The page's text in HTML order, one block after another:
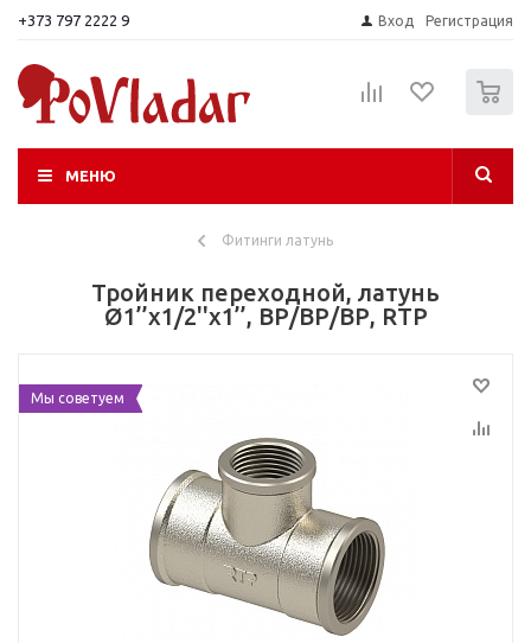
+373 797 2222 9 Вход Регистрация
МЕНЮ
Фитинги латунь
Тройник переходной, латунь
Ø1’’x1/2''x1’’, ВР/ВР/ВР, RTP
Мы советуем